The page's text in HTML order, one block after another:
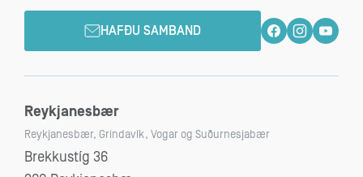
HAFÐU SAMBAND
Reykjanesbær
Reykjanesbær, Grindavík, Vogar og Suðurnesjabær
Brekkustíg 36